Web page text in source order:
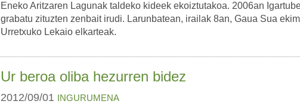
Eneko Aritzaren Lagunak taldeko kideek ekoiztutakoa. 2006an
grabatu zituzten zenbait irudi. Larunbatean, irailak 8an, Gaua Sua
Urretxuko Lekaio elkarteak.
Ur beroa oliba hezurren bidez
2012/09/01 INGURUMENA